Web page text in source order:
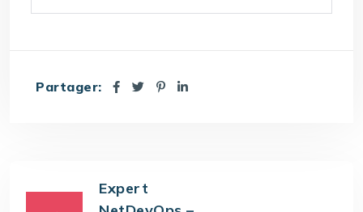
Partager:
Expert